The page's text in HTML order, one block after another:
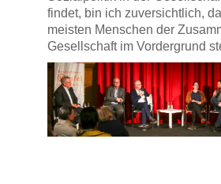
findet, bin ich zuversichtlich,
meisten Menschen der
Gesellschaft im Vordergrund